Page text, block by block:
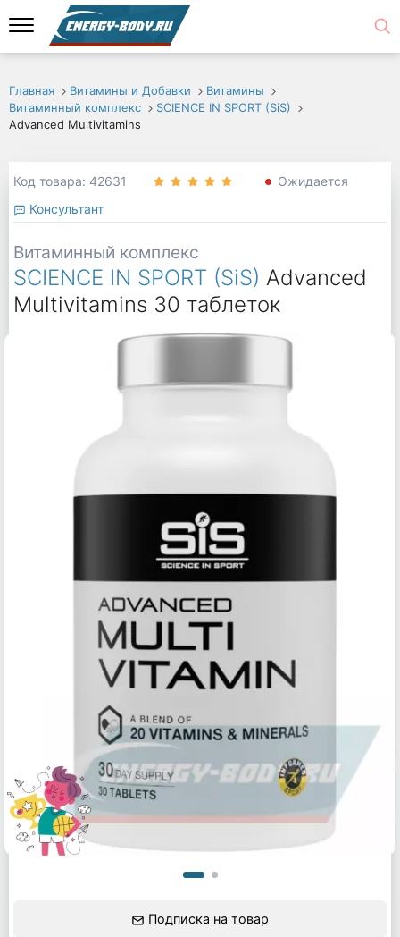
Главная Витамины и Добавки
Витамины
Витаминный комплекс
SCIENCE IN SPORT (SiS)
Advanced Multivitamins
Код товара: 42631
Ожидается
Консультант
Витаминный комплекс
SCIENCE IN SPORT (SiS) Advanced
Multivitamins 30 таблеток
Подписка на товар